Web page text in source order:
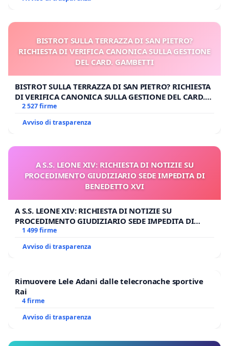
BISTROT SULLA TERRAZZA DI SAN PIETRO?
RICHIESTA DI VERIFICA CANONICA SULLA GESTIONE
DEL CARD. GAMBETTI
BISTROT SULLA TERRAZZA DI SAN PIETRO? RICHIESTA
DI VERIFICA CANONICA SULLA GESTIONE DEL CARD.
GAMBETTI
2 527 firme
Avviso di trasparenza
A S.S. LEONE XIV: RICHIESTA DI NOTIZIE SU
PROCEDIMENTO GIUDIZIARIO SEDE IMPEDITA DI
BENEDETTO XVI
A S.S. LEONE XIV: RICHIESTA DI NOTIZIE SU
PROCEDIMENTO GIUDIZIARIO SEDE IMPEDITA DI
BENEDETTO XVI
1 499 firme
Avviso di trasparenza
Rimuovere Lele Adani dalle telecronache sportive
Rai
4 firme
Avviso di trasparenza